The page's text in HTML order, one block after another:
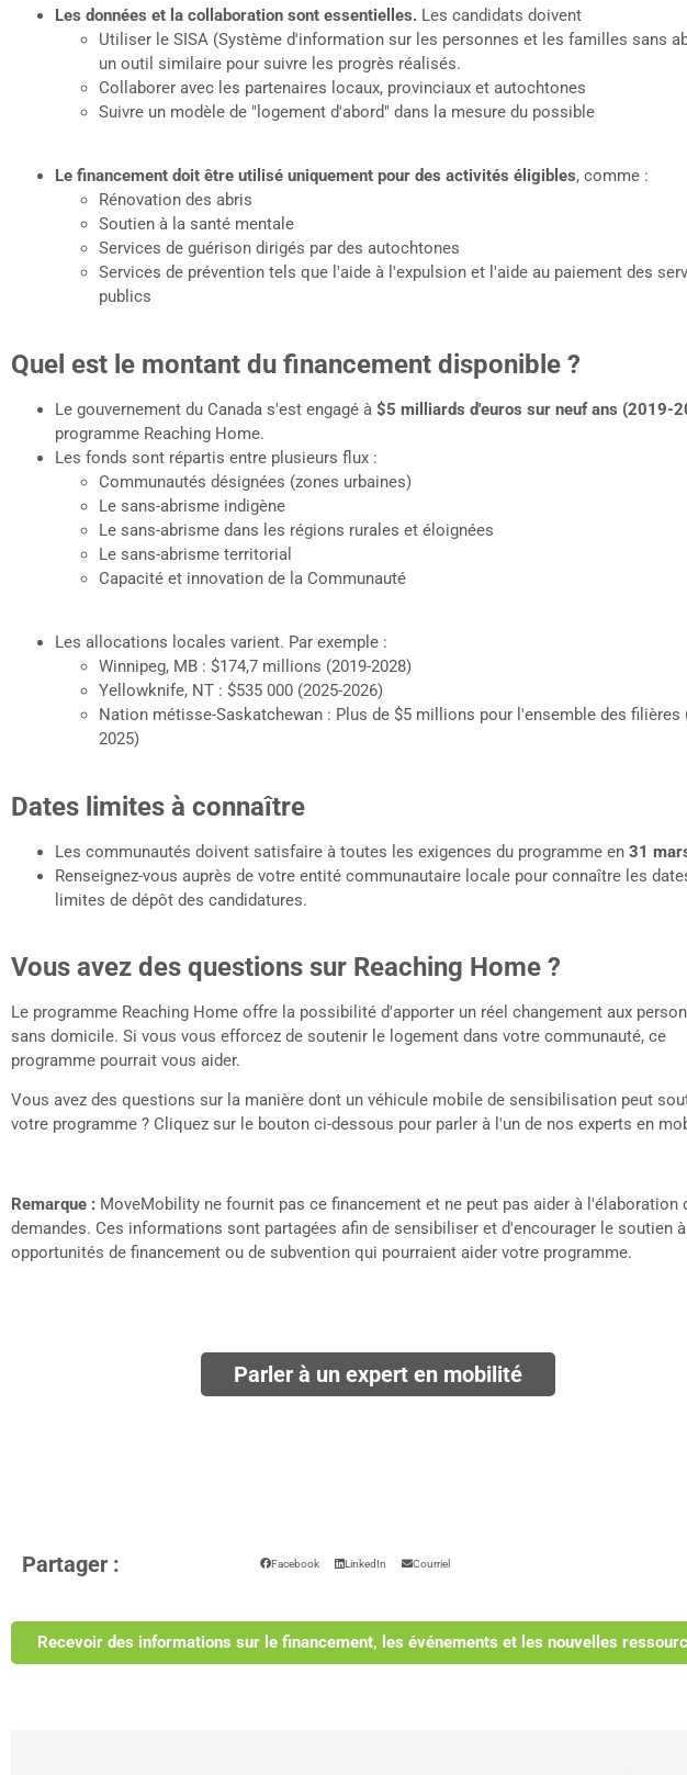
Les données et la collaboration sont essentielles. Les candidats doivent
Utiliser le SISA (Système d'information sur les personnes et les familles sans
un outil similaire pour suivre les progrès réalisés.
Collaborer avec les partenaires locaux, provinciaux et autochtones
Suivre un modèle de "logement d'abord" dans la mesure du possible
Le financement doit être utilisé uniquement pour des activités éligibles, comme :
Rénovation des abris
Soutien à la santé mentale
Services de guérison dirigés par des autochtones
Services de prévention tels que l'aide à l'expulsion et l'aide au paiement des
publics
Quel est le montant du financement disponible ?
Le gouvernement du Canada s'est engagé à $5 milliards d'euros sur neuf ans (2019-
programme Reaching Home.
Les fonds sont répartis entre plusieurs flux :
Communautés désignées (zones urbaines)
Le sans-abrisme indigène
Le sans-abrisme dans les régions rurales et éloignées
Le sans-abrisme territorial
Capacité et innovation de la Communauté
Les allocations locales varient. Par exemple :
Winnipeg, MB : $174,7 millions (2019-2028)
Yellowknife, NT : $535 000 (2025-2026)
Nation métisse-Saskatchewan : Plus de $5 millions pour l'ensemble des filières
2025)
Dates limites à connaître
Les communautés doivent satisfaire à toutes les exigences du programme en 31
Renseignez-vous auprès de votre entité communautaire locale pour connaître les
limites de dépôt des candidatures.
Vous avez des questions sur Reaching Home ?
Le programme Reaching Home offre la possibilité d'apporter un réel changement aux
sans domicile. Si vous vous efforcez de soutenir le logement dans votre communauté, ce
programme pourrait vous aider.
Vous avez des questions sur la manière dont un véhicule mobile de sensibilisation peut
votre programme ? Cliquez sur le bouton ci-dessous pour parler à l'un de nos experts en
Remarque : MoveMobility ne fournit pas ce financement et ne peut pas aider à l'élaboration
demandes. Ces informations sont partagées afin de sensibiliser et d'encourager le soutien
opportunités de financement ou de subvention qui pourraient aider votre programme.
Parler à un expert en mobilité
Partager : Facebook LinkedIn Courriel
Recevoir des informations sur le financement, les événements et les nouvelles